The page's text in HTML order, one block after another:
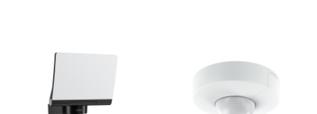
LED Kühlsystem
Passive Thermo Control
Mit Bewegungsmelder